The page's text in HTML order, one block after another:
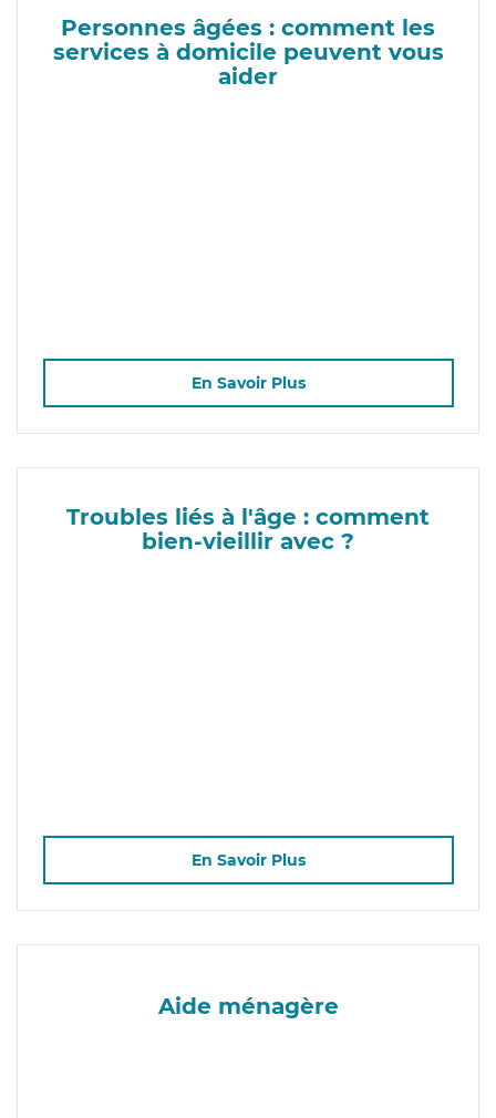
Personnes âgées : comment les
services à domicile peuvent vous
aider
En Savoir Plus
Troubles liés à l'âge : comment
bien-vieillir avec ?
En Savoir Plus
Aide ménagère